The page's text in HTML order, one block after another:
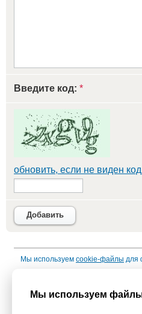
Введите код: *
обновить, если не виден код
Добавить
Мы используем cookie-файлы для
Мы используем